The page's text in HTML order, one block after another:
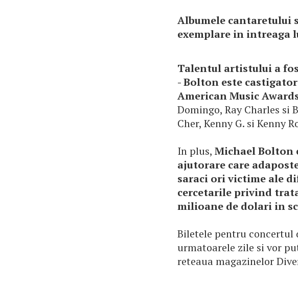
Albumele cantaretului
exemplare in intreaga
Talentul artistului a
- Bolton este
American Music
Domingo, Ray Charles si
Cher, Kenny G. si Kenny
In plus, Michael
ajutorare care
saraci ori victime ale
cercetarile privind
milioane de dolari in
Biletele pentru concertul
urmatoarele zile si vor
reteaua magazinelor